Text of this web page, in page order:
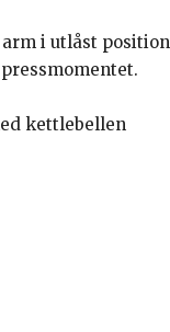
i utlåst position
kettlebellen